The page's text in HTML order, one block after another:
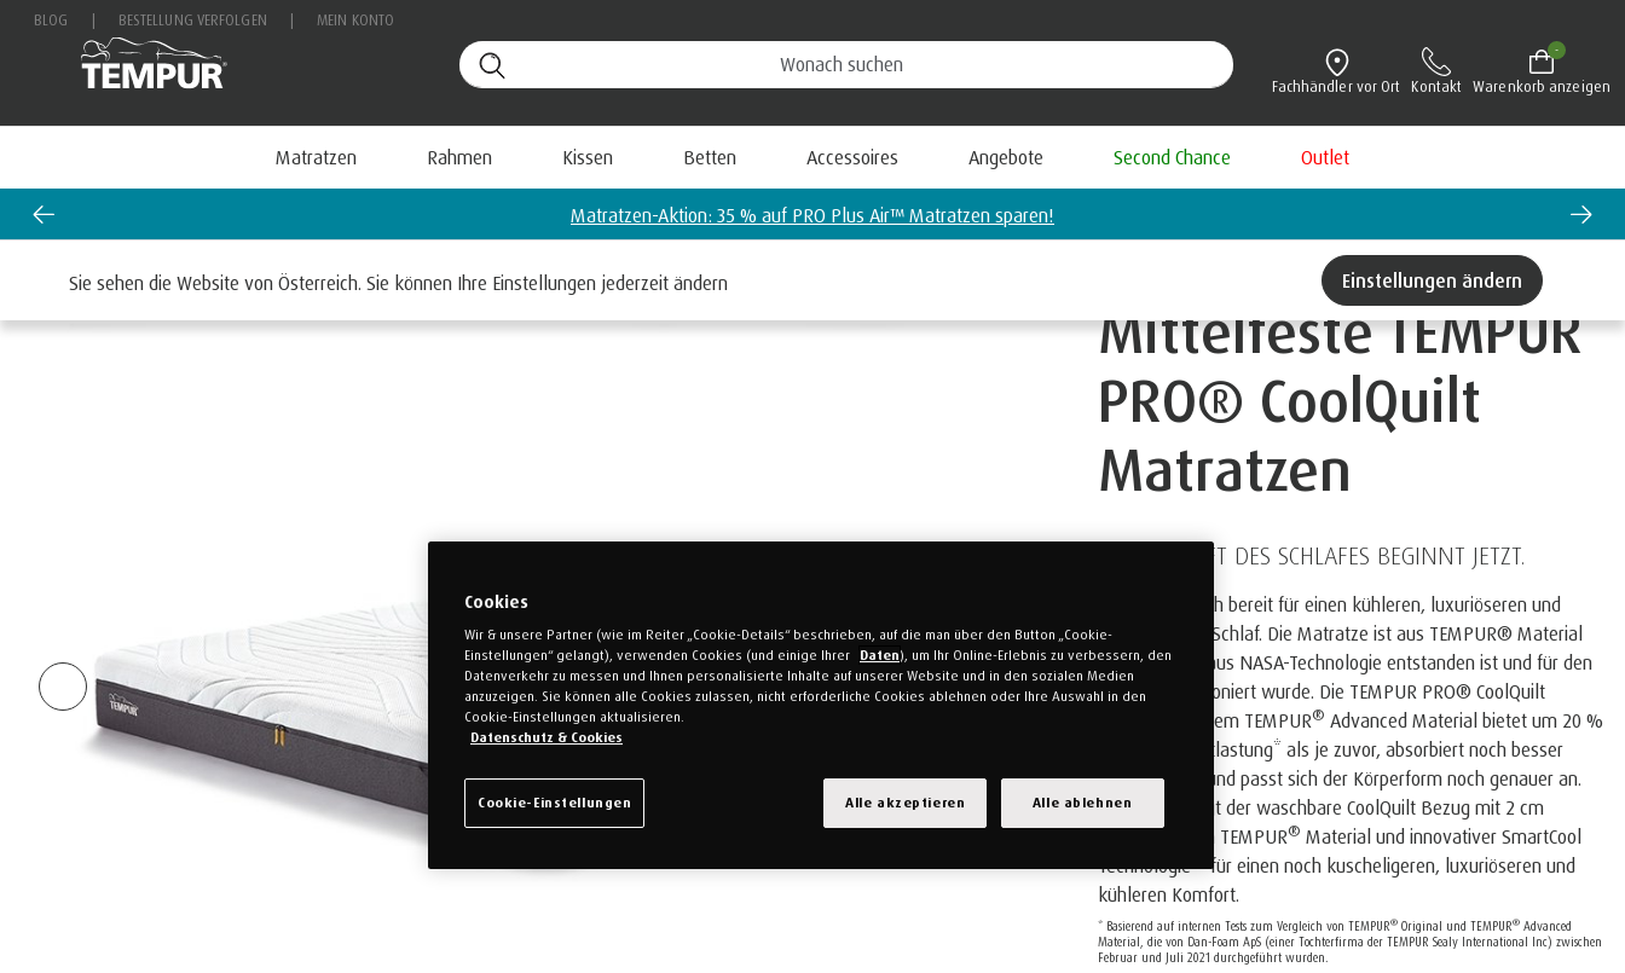
BLOG BESTELLUNG VERFOLGEN MEIN KONTO
Fachhändler vor Ort Kontakt Warenkorb anzeigen
-
Matratzen Rahmen Kissen Betten Accessoires Angebote Second Chance Outlet
Matratzen-Aktion: 35 % auf PRO Plus Air™ Matratzen sparen!
Sie sehen die Website von Österreich. Sie können Ihre Einstellungen jederzeit ändern Einstellungen ändern
Mittelfeste TEMPUR
PRO® CoolQuilt
Matratzen
DIE ZUKUNFT DES SCHLAFES BEGINNT JETZT.
Machen Sie sich bereit für einen kühleren, luxuriöseren und
erholsameren Schlaf. Die Matratze ist aus TEMPUR® Material
gefertigt, das aus NASA-Technologie entstanden ist und für den
Schlaf perfektioniert wurde. Die TEMPUR PRO® CoolQuilt
Matratze mit dem TEMPUR® Advanced Material bietet um 20 %
mehr Druckentlastung* als je zuvor, absorbiert noch besser
Bewegungen und passt sich der Körperform noch genauer an.
Zusätzlich sorgt der waschbare CoolQuilt Bezug mit 2 cm
eingestepptem TEMPUR® Material und innovativer SmartCool
Technologie™ für einen noch kuscheligeren, luxuriöseren und
kühleren Komfort.
* Basierend auf internen Tests zum Vergleich von TEMPUR® Original und TEMPUR® Advanced
Material, die von Dan-Foam ApS (einer Tochterfirma der TEMPUR Sealy International Inc) zwischen
Februar und Juli 2021 durchgeführt wurden.
Cookies
Wir & unsere Partner (wie im Reiter „Cookie-Details“ beschrieben, auf die man über den Button „Cookie-
Einstellungen“ gelangt), verwenden Cookies (und einige Ihrer
Daten), um Ihr Online-Erlebnis zu verbessern, den
Datenverkehr zu messen und Ihnen personalisierte Inhalte auf unserer Website und in den sozialen Medien
anzuzeigen. Sie können alle Cookies zulassen, nicht erforderliche Cookies ablehnen oder Ihre Auswahl in den
Cookie-Einstellungen aktualisieren.
Datenschutz & Cookies
Cookie-Einstellungen Alle ablehnen
Alle akzeptieren